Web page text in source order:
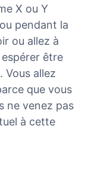
X ou Y
pendant la
ou allez à
être
Vous allez
que vous
ne venez pas
à cette